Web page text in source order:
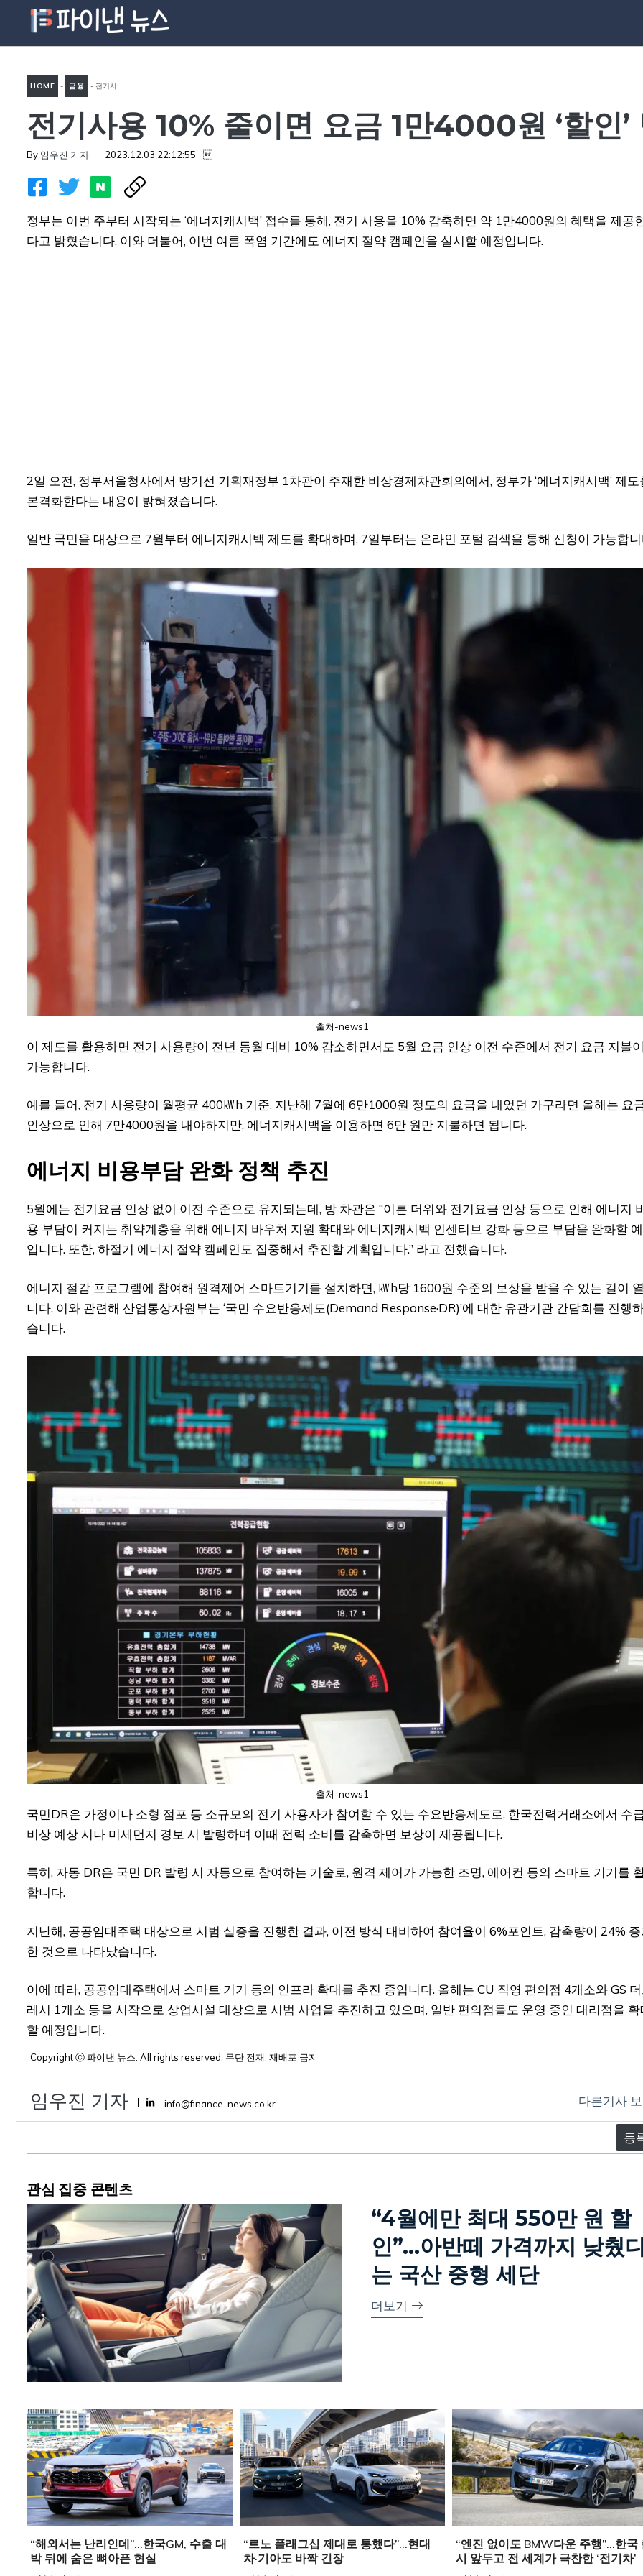
츠
HOME - 금융 - 전기사
용 10% 줄이면 요금 1만4000
원 ‘할인’ 받는다
전기사용 10% 줄이면 요금 1만4000원 ‘할인’
By 임우진 기자 2023.12.03 22:12:55 
정부는 이번 주부터 시작되는 ‘에너지캐시백’ 접수를 통해, 전기 사용을 10% 감축하면 약 1만4000원의 혜택을 제공
다고 밝혔습니다. 이와 더불어, 이번 여름 폭염 기간에도 에너지 절약 캠페인을 실시할 예정입니다.
2일 오전, 정부서울청사에서 방기선 기획재정부 1차관이 주재한 비상경제차관회의에서, 정부가 ‘에너지캐시백’ 제도
본격화한다는 내용이 밝혀졌습니다.
일반 국민을 대상으로 7월부터 에너지캐시백 제도를 확대하며, 7일부터는 온라인 포털 검색을 통해 신청이 가능합
출처-news1
이 제도를 활용하면 전기 사용량이 전년 동월 대비 10% 감소하면서도 5월 요금 인상 이전 수준에서 전기 요금 지불
가능합니다.
예를 들어, 전기 사용량이 월평균 400㎾h 기준, 지난해 7월에 6만1000원 정도의 요금을 내었던 가구라면 올해는 요
인상으로 인해 7만4000원을 내야하지만, 에너지캐시백을 이용하면 6만 원만 지불하면 됩니다.
에너지 비용부담 완화 정책 추진
5월에는 전기요금 인상 없이 이전 수준으로 유지되는데, 방 차관은 “이른 더위와 전기요금 인상 등으로 인해 에너지
용 부담이 커지는 취약계층을 위해 에너지 바우처 지원 확대와 에너지캐시백 인센티브 강화 등으로 부담을 완화할
입니다. 또한, 하절기 에너지 절약 캠페인도 집중해서 추진할 계획입니다.” 라고 전했습니다.
에너지 절감 프로그램에 참여해 원격제어 스마트기기를 설치하면, ㎾h당 1600원 수준의 보상을 받을 수 있는 길이
니다. 이와 관련해 산업통상자원부는 ‘국민 수요반응제도(Demand Response·DR)’에 대한 유관기관 간담회를 진행
습니다.
출처-news1
국민DR은 가정이나 소형 점포 등 소규모의 전기 사용자가 참여할 수 있는 수요반응제도로, 한국전력거래소에서 수
비상 예상 시나 미세먼지 경보 시 발령하며 이때 전력 소비를 감축하면 보상이 제공됩니다.
특히, 자동 DR은 국민 DR 발령 시 자동으로 참여하는 기술로, 원격 제어가 가능한 조명, 에어컨 등의 스마트 기기를
합니다.
지난해, 공공임대주택 대상으로 시범 실증을 진행한 결과, 이전 방식 대비하여 참여율이 6%포인트, 감축량이 24%
한 것으로 나타났습니다.
이에 따라, 공공임대주택에서 스마트 기기 등의 인프라 확대를 추진 중입니다. 올해는 CU 직영 편의점 4개소와 GS
레시 1개소 등을 시작으로 상업시설 대상으로 시범 사업을 추진하고 있으며, 일반 편의점들도 운영 중인 대리점을 확
할 예정입니다.
Copyright ⓒ 파이낸 뉴스. All rights reserved. 무단 전재, 재배포 금지
임우진 기자 info@finance-news.co.kr
다른기사
글
관심 집중 콘텐츠
“4월에만 최대 550만 원 할
인”…아반떼 가격까지 낮췄
는 국산 중형 세단
더보기
“해외서는 난리인데”…한국GM, 수출 대
박 뒤에 숨은 뼈아픈 현실
“르노 플래그십 제대로 통했다”…현대
차·기아도 바짝 긴장
“엔진 없이도 BMW다운 주행”…한국
시 앞두고 전 세계가 극찬한 ‘전기차’